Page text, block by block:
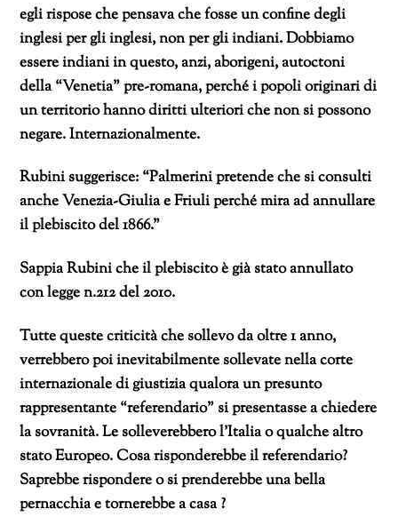
egli rispose che pensava che fosse un confine degli
inglesi per gli inglesi, non per gli indiani. Dobbiamo
essere indiani in questo, anzi, aborigeni, autoctoni
della “Venetia” pre-romana, perché i popoli originari di
un territorio hanno diritti ulteriori che non si possono
negare. Internazionalmente.
Rubini suggerisce: “Palmerini pretende che si consulti
anche Venezia-Giulia e Friuli perché mira ad annullare
il plebiscito del 1866.”
Sappia Rubini che il plebiscito è già stato annullato
con legge n.212 del 2010.
Tutte queste criticità che sollevo da oltre 1 anno,
verrebbero poi inevitabilmente sollevate nella corte
internazionale di giustizia qualora un presunto
rappresentante “referendario” si presentasse a chiedere
la sovranità. Le solleverebbero l’Italia o qualche altro
stato Europeo. Cosa risponderebbe il referendario?
Saprebbe rispondere o si prenderebbe una bella
pernacchia e tornerebbe a casa ?